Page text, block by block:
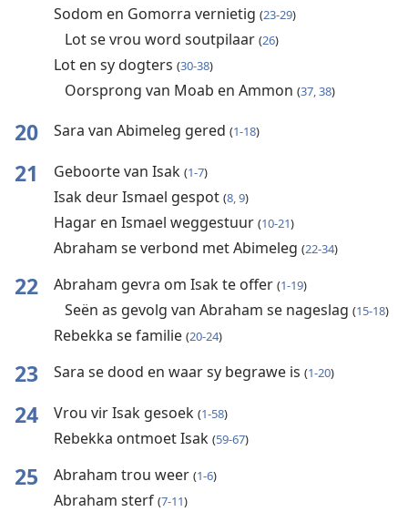
Sodom en Gomorra vernietig (23-29)
Lot se vrou word soutpilaar (26)
Lot en sy dogters (30-38)
Oorsprong van Moab en Ammon (37, 38)
20 Sara van Abimeleg gered (1-18)
21 Geboorte van Isak (1-7)
Isak deur Ismael gespot (8, 9)
Hagar en Ismael weggestuur (10-21)
Abraham se verbond met Abimeleg (22-34)
22 Abraham gevra om Isak te offer (1-19)
Seën as gevolg van Abraham se nageslag (15-18)
Rebekka se familie (20-24)
23 Sara se dood en waar sy begrawe is (1-20)
24 Vrou vir Isak gesoek (1-58)
Rebekka ontmoet Isak (59-67)
25 Abraham trou weer (1-6)
Abraham sterf (7-11)